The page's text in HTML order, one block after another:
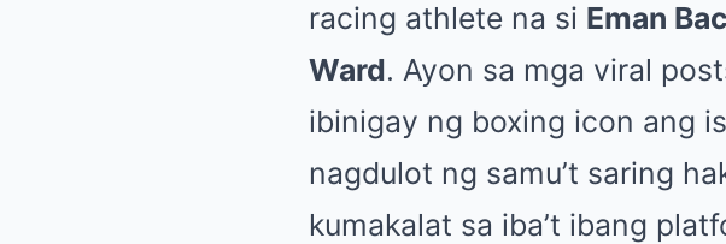
racing athlete na si Eman
Ward. Ayon sa mga viral
ibinigay ng boxing icon ang
nagdulot ng samu’t saring
kumakalat sa iba’t ibang